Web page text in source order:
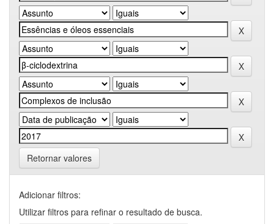
Retornar valores
Adicionar filtros:
Utilizar filtros para refinar o resultado de busca.